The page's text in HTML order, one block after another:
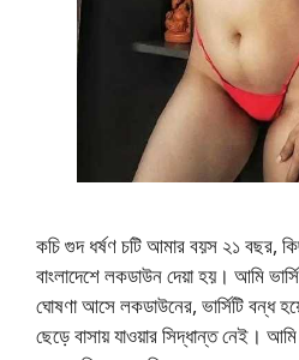
কচি গুদ ধর্ষণ চটি আমার বয়স ২১ বছর,
বাংলাদেশে লকডাউন দেয়া হয়। আমি
ঘোষণা আসে লকডাউনের, ভার্সিটি বন্ধ
ছেড়ে বাসায় যাওয়ার সিদ্ধান্ত নেই।